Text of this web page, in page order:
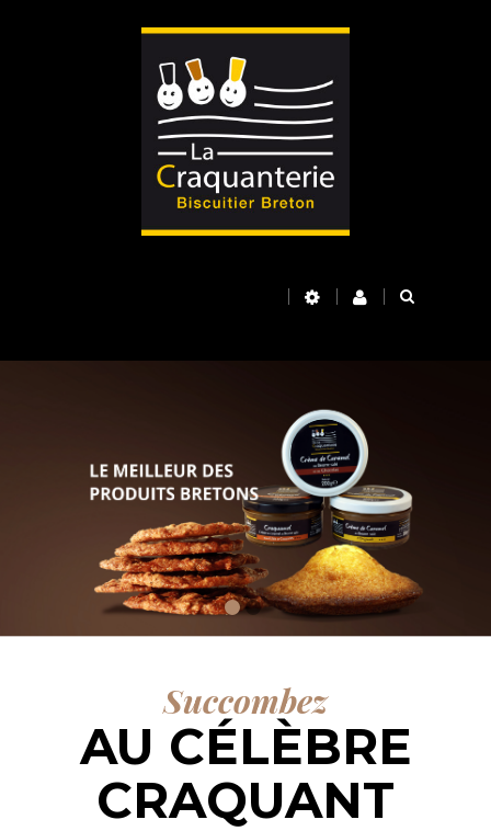
Succombez
AU CÉLÈBRE
CRAQUANT